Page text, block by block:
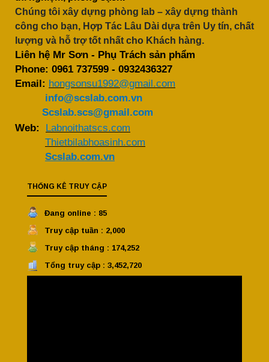
Chúng tôi xây dựng phòng lab – xây dựng thành
công cho bạn, Hợp Tác Lâu Dài dựa trên Uy tín, chất
lượng và hỗ trợ tốt nhất cho Khách hàng.
Liên hệ Mr Sơn - Phụ Trách sản phẩm
Phone: 0961 737599 - 0932436327
Email: hongsonsu1992@gmail.com
info@scslab.com.vn
Scslab.scs@gmail.com
Web:
Labnoithatscs.com
Thietbilabhoasinh.com
Scslab.com.vn
THỐNG KÊ TRUY CẬP
Đang online : 85
Truy cập tuần : 2,000
Truy cập tháng : 174,252
Tổng truy cập : 3,452,720